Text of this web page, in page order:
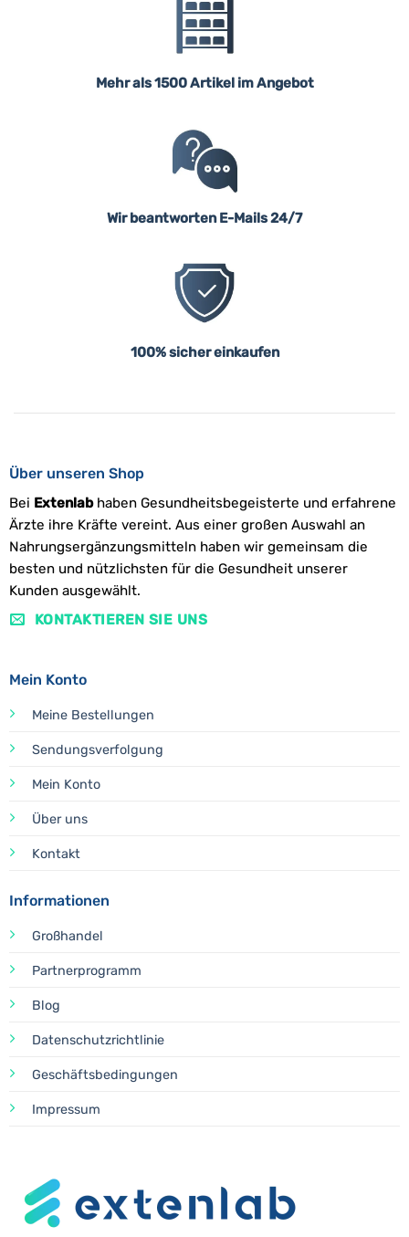
Mehr als 1500 Artikel im Angebot
Wir beantworten E-Mails 24/7
100% sicher einkaufen
Über unseren Shop
Bei Extenlabhaben Gesundheitsbegeisterte und erfahrene
Ärzte ihre Kräfte vereint. Aus einer großen Auswahl an
Nahrungsergänzungsmitteln haben wir gemeinsam die
besten und nützlichsten für die Gesundheit unserer
Kunden ausgewählt.
KONTAKTIEREN SIE UNS
Mein Konto
Meine Bestellungen
Sendungsverfolgung
Mein Konto
Über uns
Kontakt
Informationen
Großhandel
Partnerprogramm
Blog
Datenschutzrichtlinie
Geschäftsbedingungen
Impressum